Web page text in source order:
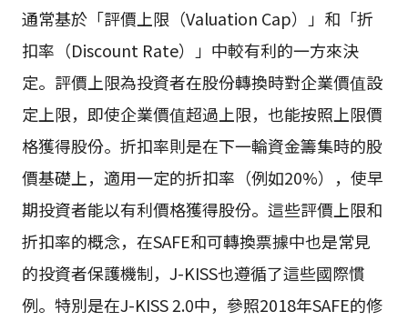
通常基於「評價上限（Valuation Cap）」和「折
扣率（Discount Rate）」中較有利的一方來決
定。評價上限為投資者在股份轉換時對企業價值設
定上限，即使企業價值超過上限，也能按照上限價
格獲得股份。折扣率則是在下一輪資金籌集時的股
價基礎上，適用一定的折扣率（例如20%），使早
期投資者能以有利價格獲得股份。這些評價上限和
折扣率的概念，在SAFE和可轉換票據中也是常見
的投資者保護機制，J-KISS也遵循了這些國際慣
例。特別是在J-KISS 2.0中，參照2018年SAFE的修